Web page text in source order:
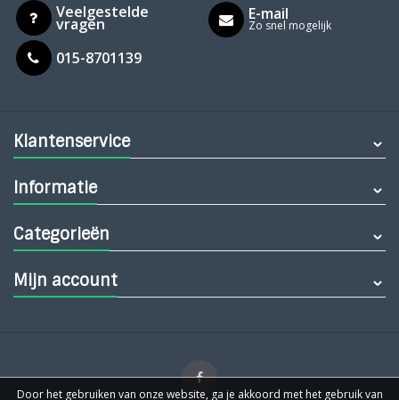
Veelgestelde
vragen
015-8701139
E-mail
Zo snel mogelijk
Klantenservice
Informatie
Categorieën
Mijn account
Door het gebruiken van onze website, ga je akkoord met het gebruik van